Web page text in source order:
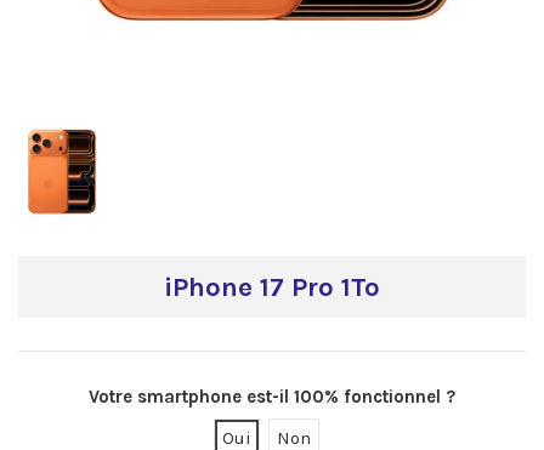
iPhone 17 Pro 1To
Votre smartphone est-il 100% fonctionnel ?
Oui
Non